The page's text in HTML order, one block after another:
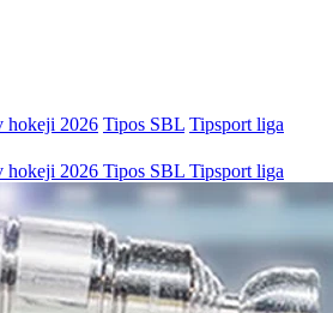
hokeji 2026 Tipos SBL Tipsport liga
hokeji 2026 Tipos SBL Tipsport liga